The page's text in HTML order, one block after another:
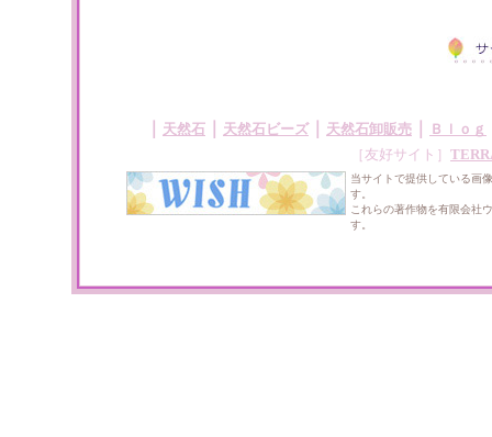
天然石 天然石ビーズ｜ 天然石卸販売 Ｂｌｏｇ
［友好サイト］
当サイトで提供している画
す。
これらの著作物を有限会社
す。